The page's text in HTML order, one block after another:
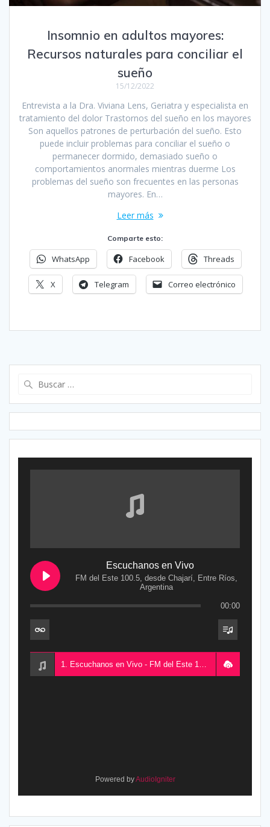
Insomnio en adultos mayores:
Recursos naturales para conciliar el
sueño
15/12/2022
Entrevista a la Dra. Viviana Lens, Geriatra y especialista en
tratamiento del dolor Trastornos del sueño en los mayores
Son aquellos patrones de perturbación del sueño. Esto
puede incluir problemas para conciliar el sueño o
permanecer dormido, demasiado sueño o
comportamientos anormales mientras duerme Los
problemas del sueño son frecuentes en las personas
mayores. En…
Leer más
Comparte esto:
WhatsApp Facebook Threads
X Telegram Correo electrónico
Escuchanos en Vivo
FM del Este 100.5, desde Chajarí, Entre Ríos,
Argentina
00:00
1. Escuchanos en Vivo - FM del Este 100.5, desde Chajarí, Entre Ríos, Argentina
Powered byAudioIgniter